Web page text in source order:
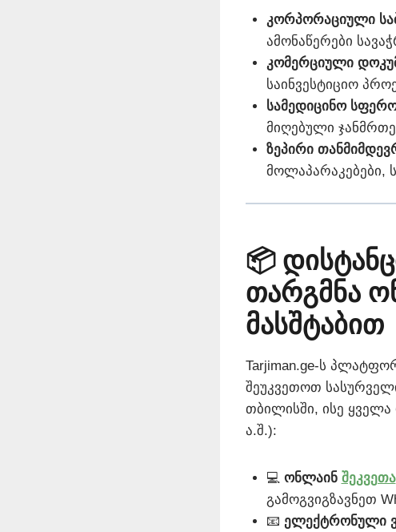
კორპორაციული
ამონაწერები
კომერციული
საინვესტიციო
სამედიცინო
მიღებული
ზეპირი
მოლაპარაკებები,
📦
თარგმნა
მასშტაბით
Tarjiman.ge-ს
შეუკვეთოთ
თბილისში, ისე ყველა
ა.შ.):
💻 ონლაინ შეკვეთა
გამოგვიგზავნეთ
📧 ელექტრონული